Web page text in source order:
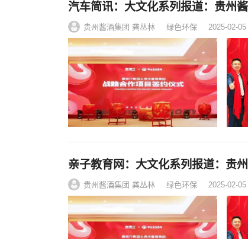
汽车简讯：大文化系列报道：贵州
贵州酱酒集团 龚丛林 绿色环保 2025-02-05
亲子教育网：大文化系列报道：贵
贵州酱酒集团 龚丛林 绿色环保 2025-02-05